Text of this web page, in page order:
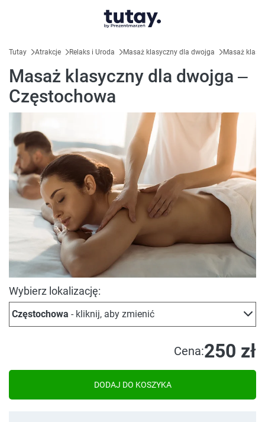
Tutay Atrakcje Relaks i Uroda Masaż klasyczny dla dwojga Masaż
Masaż klasyczny dla dwojga –
Częstochowa
Wybierz lokalizację:
Częstochowa - kliknij, aby zmienić
Cena:250 zł
DODAJ DO KOSZYKA